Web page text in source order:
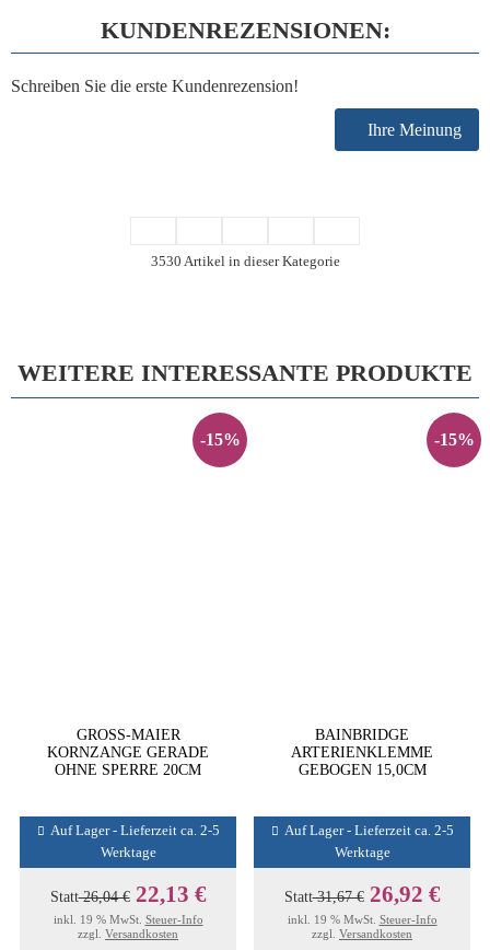
KUNDENREZENSIONEN:
Schreiben Sie die erste Kundenrezension!
Ihre Meinung
3530 Artikel in dieser Kategorie
WEITERE INTERESSANTE PRODUKTE
-15%
GROSS-MAIER
KORNZANGE GERADE
OHNE SPERRE 20CM
Auf Lager - Lieferzeit ca. 2-5
Werktage
Statt26,04 € 22,13 €
inkl. 19 % MwSt. Steuer-Info
zzgl. Versandkosten
-15%
BAINBRIDGE
ARTERIENKLEMME
GEBOGEN 15,0CM
Auf Lager - Lieferzeit ca. 2-5
Werktage
Statt31,67 € 26,92 €
inkl. 19 % MwSt. Steuer-Info
zzgl. Versandkosten